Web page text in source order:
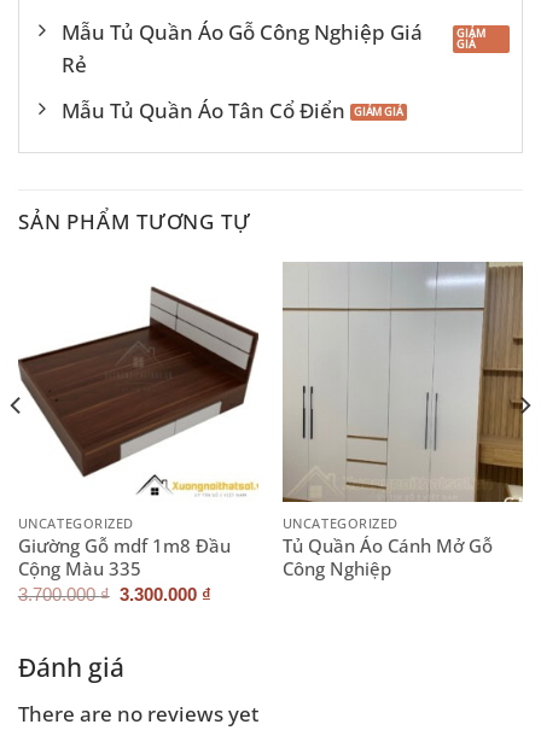
Mẫu Tủ Quần Áo Gỗ Công Nghiệp Giá
Rẻ
Mẫu Tủ Quần Áo Tân Cổ Điển
SẢN PHẨM TƯƠNG TỰ
UNCATEGORIZED
Giường Gỗ mdf 1m8 Đầu
Cộng Màu 335
3.700.000₫ Giá
3.300.000 ₫
UNCATEGORIZED
Tủ Quần Áo Cánh Mở Gỗ
Công Nghiệp
Đánh giá
There are no reviews yet